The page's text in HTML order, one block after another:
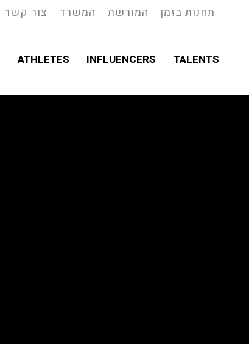
תחנות בזמן המורשת המשרד צור קשר
TALENTS
INFLUENCERS
ATHLETES